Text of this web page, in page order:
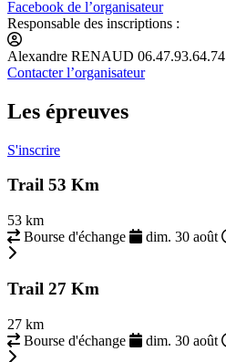
Facebook de l’organisateur
Responsable des inscriptions :
Alexandre RENAUD 06.47.93.64.74
Contacter l’organisateur
Les épreuves
S'inscrire
Trail 53 Km
53 km
Bourse d'échange
dim. 30 août
Trail 27 Km
27 km
Bourse d'échange
dim. 30 août